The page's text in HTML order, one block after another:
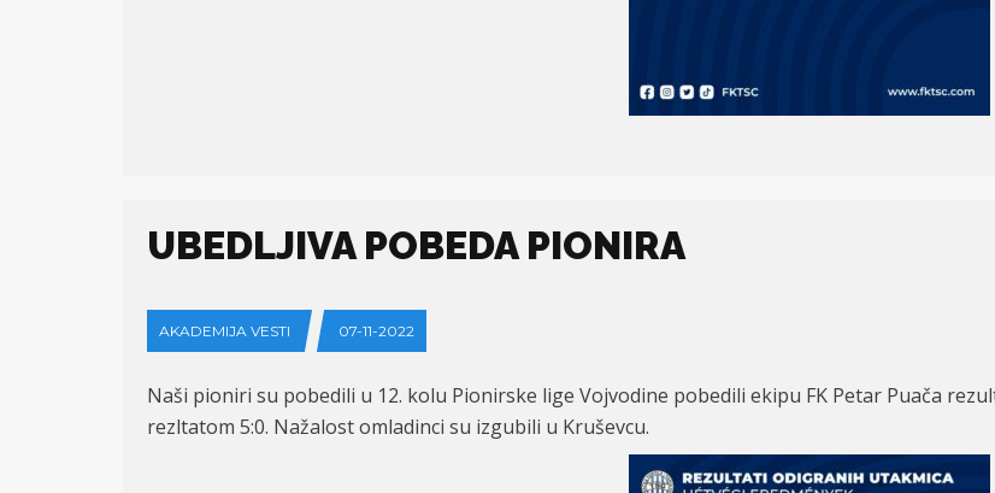
UBEDLJIVA POBEDA PIONIRA
AKADEMIJA VESTI 07-11-2022
Naši pioniri su pobedili u 12. kolu Pionirske lige Vojvodine pobedili ekipu FK Petar Puača
rezltatom 5:0. Nažalost omladinci su izgubili u Kruševcu.